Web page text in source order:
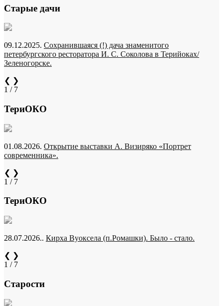
Старые дачи
09.12.2025. Сохранившаяся (!) дача знаменитого
петербургского ресторатора И. С. Соколова в Терийоках/
Зеленогорске.
❮ ❯
1 / 7
ТериОКО
01.08.2026. Открытие выставки А. Визиряко «Портрет
современника».
❮ ❯
1 / 7
ТериОКО
28.07.2026.. Кирха Вуоксела (п.Ромашки). Было - стало.
❮ ❯
1 / 7
Старости